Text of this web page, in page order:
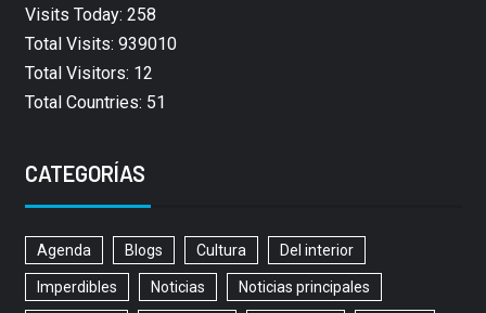
Visits Today: 258
Total Visits: 939010
Total Visitors: 12
Total Countries: 51
CATEGORÍAS
Agenda Blogs Cultura Del interior
Imperdibles Noticias Noticias principales